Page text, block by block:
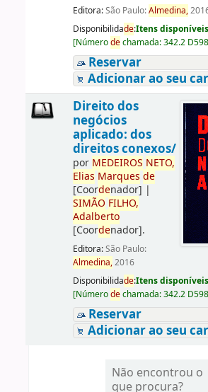
Editora:São Paulo:Almedina,
Disponibilidade:Itens
[Númerodechamada:342.2 D598
Reservar
Adicionar ao seu
Direito dos
negócios
aplicado: dos
direitos conexos/
por MEDEIROS NETO,
Elias Marques de
[Coordenador] |
SIMÃO FILHO,
Adalberto
[Coordenador].
Editora:São Paulo:
Almedina,2016
Disponibilidade:Itens
[Númerodechamada:342.2 D598
Reservar
Adicionar ao seu
Não encontrou o
que procura?